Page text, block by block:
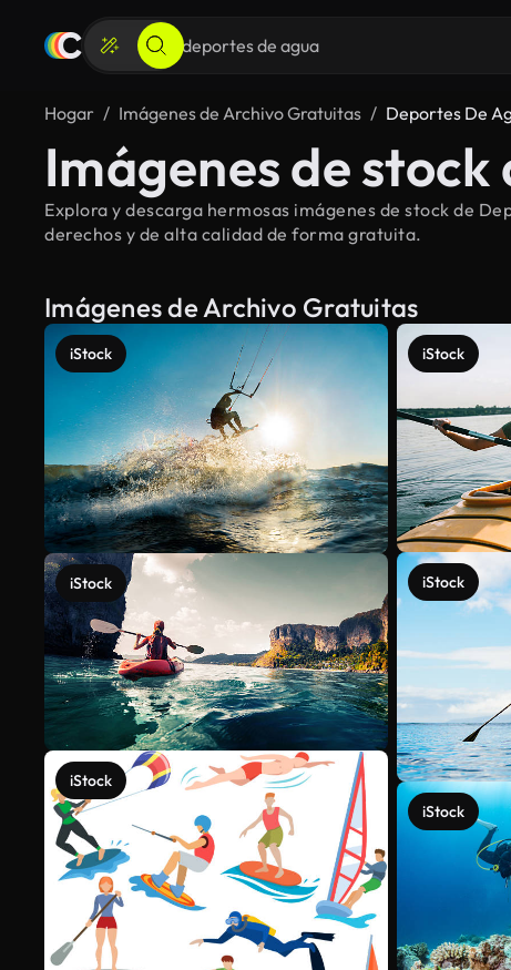
Hogar Imágenes de Archivo Gratuitas Deportes De
Imágenes de
Explora y descarga hermosas imágenes de stock de
derechos y de alta calidad de forma gratuita.
Imágenes de Archivo Gratuitas
iStock
iStock
iStock
iStock
iStock
iStock